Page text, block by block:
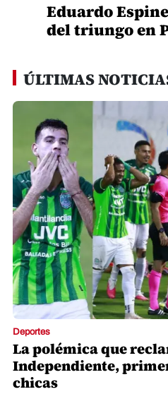
Eduardo
del triungo en
ÚLTIMAS
Deportes
La polémica que
Independiente,
chicas